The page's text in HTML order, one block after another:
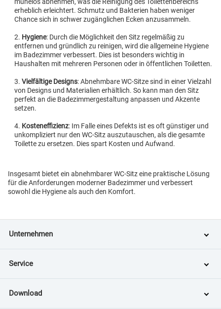
erheblich erleichtert. Schmutz und Bakterien haben weniger
Chance sich in schwer zugänglichen Ecken anzusammeln.
Hygiene: Durch die Möglichkeit den Sitz regelmäßig zu
entfernen und gründlich zu reinigen, wird die allgemeine Hygiene
im Badezimmer verbessert. Dies ist besonders wichtig in
Haushalten mit mehreren Personen oder in öffentlichen Toiletten.
Vielfältige Designs: Abnehmbare WC-Sitze sind in einer Vielzahl
von Designs und Materialien erhältlich. So kann man den Sitz
perfekt an die Badezimmergestaltung anpassen und Akzente
setzen.
Kosteneffizienz: Im Falle eines Defekts ist es oft günstiger und
unkompliziert nur den WC-Sitz auszutauschen, als die gesamte
Toilette zu ersetzen. Dies spart Kosten und Aufwand.
Insgesamt bietet ein abnehmbarer WC-Sitz eine praktische Lösung
für die Anforderungen moderner Badezimmer und verbessert
sowohl die Hygiene als auch den Komfort.
Unternehmen
Service
Download